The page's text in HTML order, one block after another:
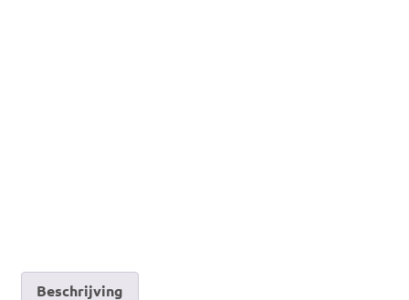
Beschrijving